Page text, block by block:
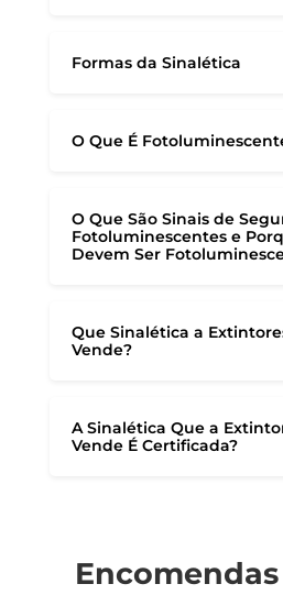
Formas da Sinalética
O Que É
O Que São Sinais de
Fotoluminescentes e
Devem Ser
Que Sinalética a
Vende?
A Sinalética Que a
Vende É Certificada?